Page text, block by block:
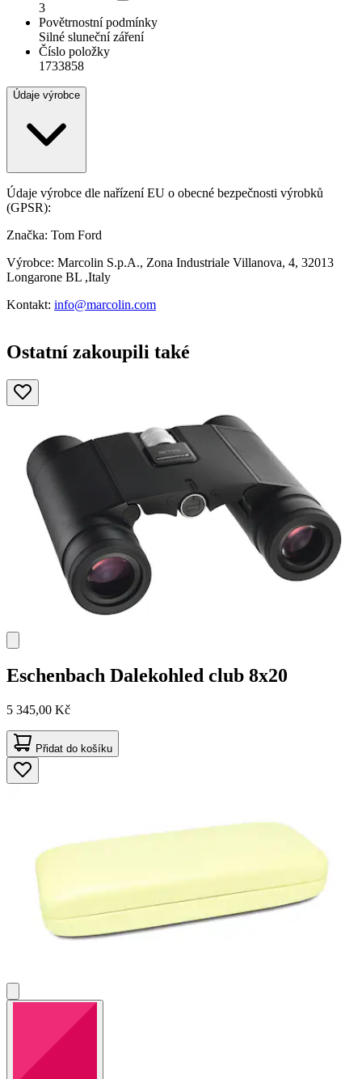
3
Povětrnostní podmínky
Silné sluneční záření
Číslo položky
1733858
Údaje výrobce
Údaje výrobce dle nařízení EU o obecné bezpečnosti výrobků
(GPSR):
Značka: Tom Ford
Výrobce: Marcolin S.p.A., Zona Industriale Villanova, 4, 32013
Longarone BL ,Italy
Kontakt: info@marcolin.com
Ostatní zakoupili také
Eschenbach Dalekohled club 8x20
5 345,00 Kč
Přidat do košíku